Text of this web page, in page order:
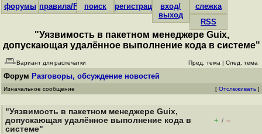
форумы правила/FAQпоиск регистрациявход/
выход
слежка
RSS
"Уязвимость в пакетном менеджере Guix,
допускающая удалённое выполнение кода в системе"
Вариант для распечатки Пред. тема | След. тема
Форум Разговоры, обсуждение новостей
Изначальное сообщение [ Отслеживать ]
"Уязвимость в пакетном менеджере Guix,
допускающая удалённое выполнение кода в
системе"
+ / –